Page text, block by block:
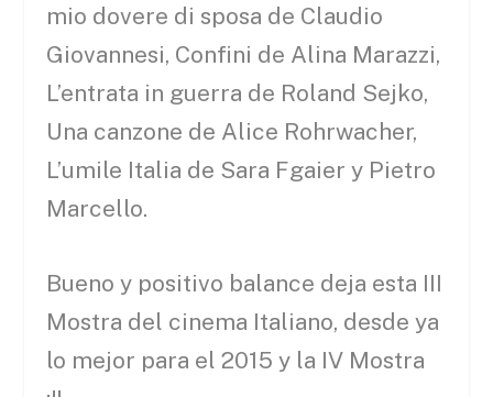
mio dovere di sposa de Claudio
Giovannesi, Confini de Alina Marazzi,
L’entrata in guerra de Roland Sejko,
Una canzone de Alice Rohrwacher,
L’umile Italia de Sara Fgaier y Pietro
Marcello.
Bueno y positivo balance deja esta III
Mostra del cinema Italiano, desde ya
lo mejor para el 2015 y la IV Mostra